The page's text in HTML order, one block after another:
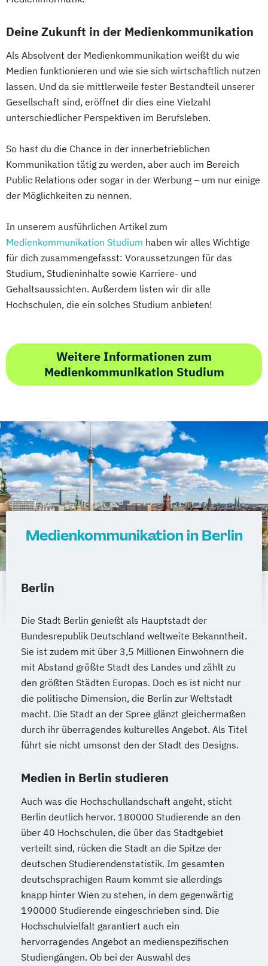
Deine Zukunft in der Medienkommunikation
Als Absolvent der Medienkommunikation weißt du wie
Medien funktionieren und wie sie sich wirtschaftlich nutzen
lassen. Und da sie mittlerweile fester Bestandteil unserer
Gesellschaft sind, eröffnet dir dies eine Vielzahl
unterschiedlicher Perspektiven im Berufsleben.
So hast du die Chance in der innerbetrieblichen
Kommunikation tätig zu werden, aber auch im Bereich
Public Relations oder sogar in der Werbung – um nur einige
der Möglichkeiten zu nennen.
In unserem ausführlichen Artikel zum
Medienkommunikation Studium haben wir alles Wichtige
für dich zusammengefasst: Voraussetzungen für das
Studium, Studieninhalte sowie Karriere- und
Gehaltsaussichten. Außerdem listen wir dir alle
Hochschulen, die ein solches Studium anbieten!
Weitere Informationen zum
Medienkommunikation Studium
Medienkommunikation in Berlin
Berlin
Die Stadt Berlin genießt als Hauptstadt der
Bundesrepublik Deutschland weltweite Bekanntheit.
Sie ist zudem mit über 3,5 Millionen Einwohnern die
mit Abstand größte Stadt des Landes und zählt zu
den größten Städten Europas. Doch es ist nicht nur
die politische Dimension, die Berlin zur Weltstadt
macht. Die Stadt an der Spree glänzt gleichermaßen
durch ihr überragendes kulturelles Angebot. Als Titel
führt sie nicht umsonst den der Stadt des Designs.
Medien in Berlin studieren
Auch was die Hochschullandschaft angeht, sticht
Berlin deutlich hervor. 180000 Studierende an den
über 40 Hochschulen, die über das Stadtgebiet
verteilt sind, rücken die Stadt an die Spitze der
deutschen Studierendenstatistik. Im gesamten
deutschsprachigen Raum kommt sie allerdings
knapp hinter Wien zu stehen, in dem gegenwärtig
190000 Studierende eingeschrieben sind. Die
Hochschulvielfalt garantiert auch ein
hervorragendes Angebot an medienspezifischen
Studiengängen. Ob bei der Auswahl des